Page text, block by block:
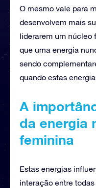
O mesmo vale para
desenvolvem mais
liderarem um núcleo
que uma energia
sendo
quando estas
A
da energia
feminina
Estas energias
interação entre